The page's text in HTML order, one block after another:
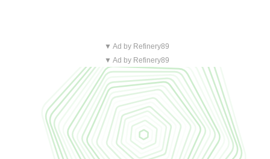
▼ Ad by Refinery89
▼ Ad by Refinery89